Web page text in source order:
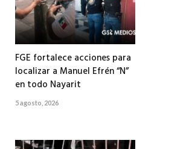
FGE fortalece acciones para
localizar a Manuel Efrén “N”
en todo Nayarit
5 agosto, 2026